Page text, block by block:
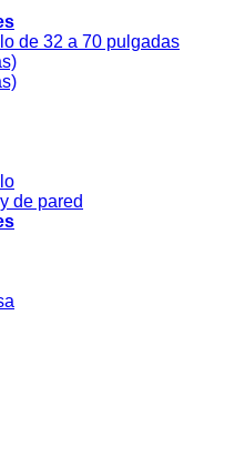
de 32 a 70 pulgadas
de pared